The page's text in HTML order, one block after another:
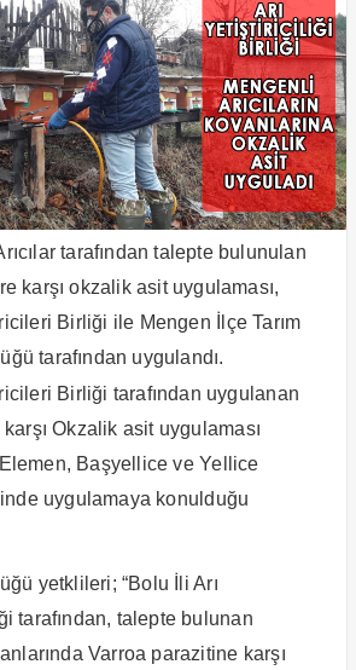
tarafından talepte bulunulan
karşı okzalik asit uygulaması,
Birliği ile Mengen İlçe Tarım
tarafından uygulandı.
Birliği tarafından uygulanan
Okzalik asit uygulaması
Başyellice ve Yellice
uygulamaya konulduğu
yetklileri; “Bolu İli Arı
tarafından, talepte bulunan
Varroa parazitine karşı